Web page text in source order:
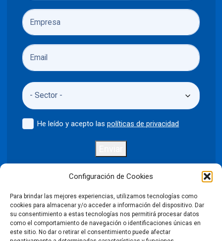
Configuración de Cookies
Para brindar las mejores experiencias, utilizamos tecnologías como
cookies para almacenar y/o acceder a información del dispositivo. Dar
su consentimiento a estas tecnologías nos permitirá procesar datos
como el comportamiento de navegación o identificaciones únicas en
este sitio. No dar o retirar el consentimiento puede afectar
He leído y acepto laspolíticas de privacidad
Política de privacidad Aviso legal
Política de cookies